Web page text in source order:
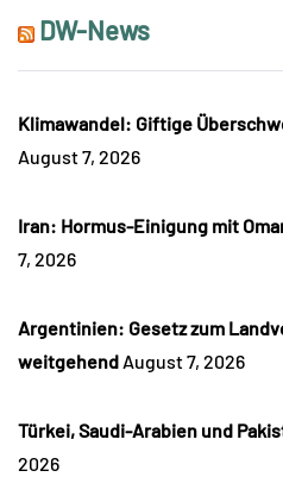
DW-News
Klimawandel: Giftige
August 7, 2026
Iran: Hormus-Einigung mit
7, 2026
Argentinien: Gesetz zum
weitgehend August 7, 2026
Türkei, Saudi-Arabien und
2026